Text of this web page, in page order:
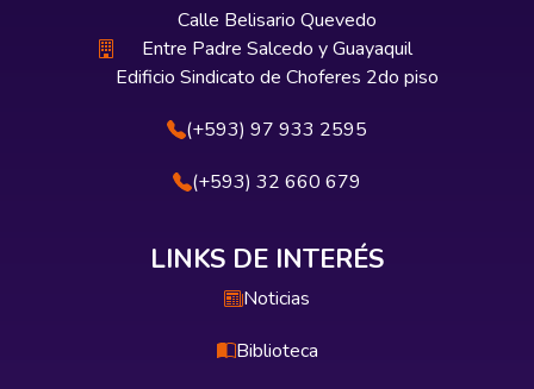
Calle Belisario Quevedo
Entre Padre Salcedo y Guayaquil
Edificio Sindicato de Choferes 2do piso
(+593) 97 933 2595
(+593) 32 660 679
LINKS DE INTERÉS
Noticias
Biblioteca